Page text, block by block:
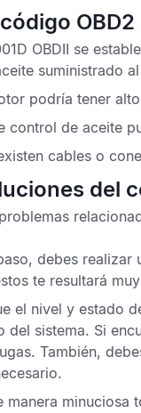
OBD2
OBDII se
suministrado
podría tener
control de aceite
cables o
del
debes realizar
te resultará
el nivel y estado
del sistema. Si
También,
manera